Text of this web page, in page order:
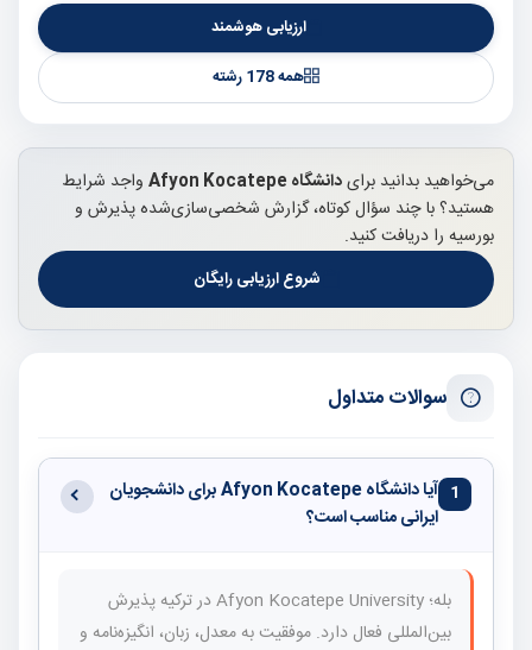
ارزیابی هوشمند
همه 178 رشته
می‌خواهید بدانید برایدانشگاه Afyon Kocatepe
واجد شرایط
هستید؟ با چند سؤال کوتاه، گزارش شخصی‌سازی‌شده پذیرش و
بورسیه را دریافت کنید.
شروع ارزیابی رایگان
سوالات متداول
1
آیا دانشگاه Afyon Kocatepe برای دانشجویان
ایرانی مناسب است؟
بله؛ Afyon Kocatepe University در ترکیه پذیرش
بین‌المللی فعال دارد. موفقیت به معدل، زبان، انگیزه‌نامه و